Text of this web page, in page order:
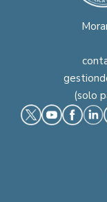
(solo